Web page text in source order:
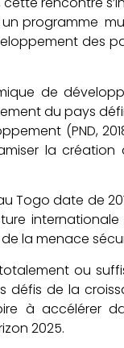
programme
des
de
du pays
(PND,
la création
date de
la menace
ou
défis de la
à accélérer
2025.